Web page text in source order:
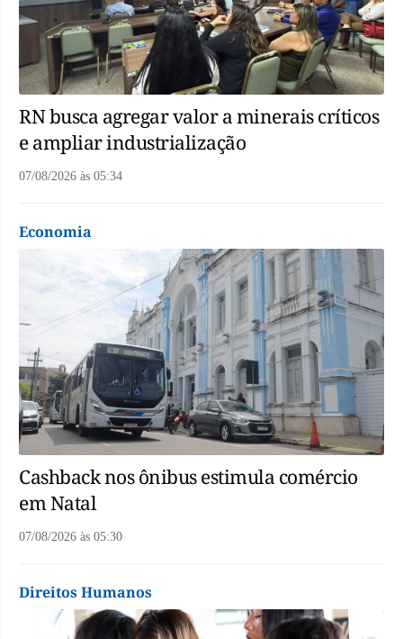
RN busca agregar valor a minerais críticos
e ampliar industrialização
07/08/2026 às 05:34
Economia
Cashback nos ônibus estimula comércio
em Natal
07/08/2026 às 05:30
Direitos Humanos